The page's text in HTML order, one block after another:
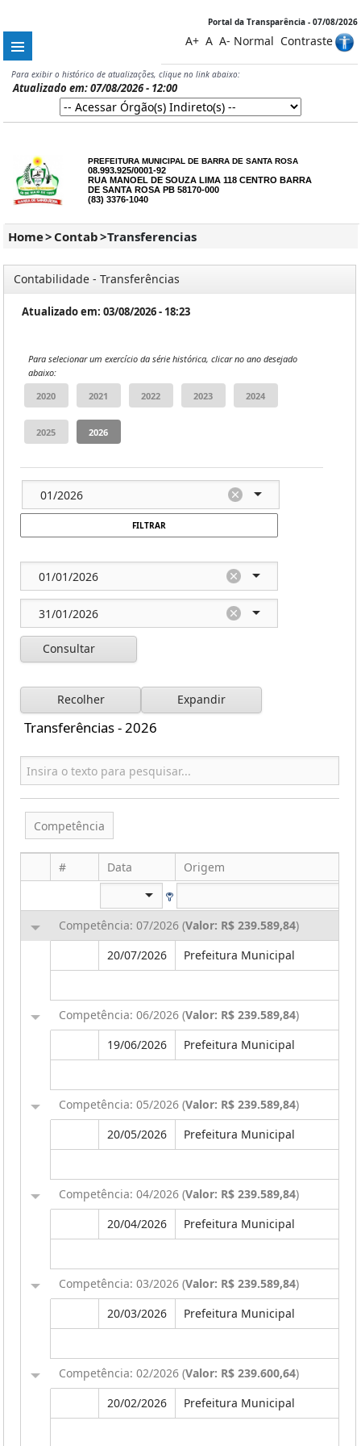
Portal da Transparência - 07/08/2026
A+ A A- Normal Contraste
Para exibir o histórico de atualizações, clique no link abaixo:
Atualizado em: 07/08/2026 - 12:00
PREFEITURA MUNICIPAL DE BARRA DE SANTA ROSA
08.993.925/0001-92
RUA MANOEL DE SOUZA LIMA 118 CENTRO BARRA
DE SANTA ROSA PB 58170-000
(83) 3376-1040
Home> Contab>Transferencias
Contabilidade - Transferências
Atualizado em: 03/08/2026 - 18:23
Para selecionar um exercício da série histórica, clicar no ano desejado
abaixo:
FILTRAR
Consultar
Recolher Expandir
Transferências - 2026
Competência
# Data Origem
Competência: 07/2026 (Valor: R$ 239.589,84)
20/07/2026
Prefeitura Municipal
Competência: 06/2026 (Valor: R$ 239.589,84)
19/06/2026
Prefeitura Municipal
Competência: 05/2026 (Valor: R$ 239.589,84)
20/05/2026
Prefeitura Municipal
Competência: 04/2026 (Valor: R$ 239.589,84)
20/04/2026
Prefeitura Municipal
Competência: 03/2026 (Valor: R$ 239.589,84)
20/03/2026
Prefeitura Municipal
Competência: 02/2026 (Valor: R$ 239.600,64)
20/02/2026
Prefeitura Municipal